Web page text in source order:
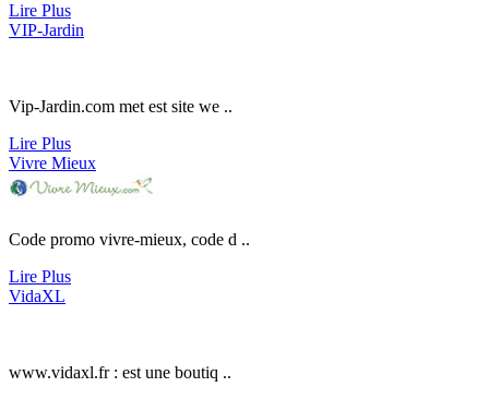
Lire Plus
VIP-Jardin
Vip-Jardin.com met est site we ..
Lire Plus
Vivre Mieux
Code promo vivre-mieux, code d ..
Lire Plus
VidaXL
www.vidaxl.fr: est une boutiq ..